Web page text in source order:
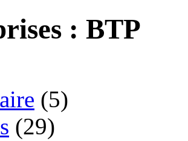
: BTP
(5)
(29)